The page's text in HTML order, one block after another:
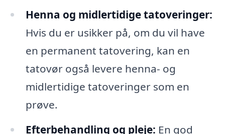
Henna og midlertidige tatoveringer:
Hvis du er usikker på, om du vil have
en permanent tatovering, kan en
tatovør også levere henna- og
midlertidige tatoveringer som en
prøve.
Efterbehandling og pleje: En god